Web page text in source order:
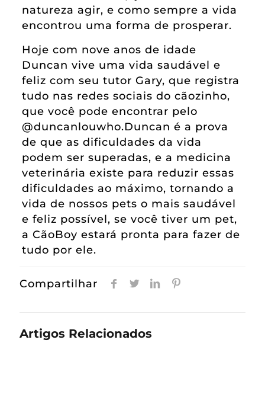
natureza agir, e como sempre a vida
encontrou uma forma de prosperar.
Hoje com nove anos de idade
Duncan vive uma vida saudável e
feliz com seu tutor Gary, que registra
tudo nas redes sociais do cãozinho,
que você pode encontrar pelo
@duncanlouwho.Duncan é a prova
de que as dificuldades da vida
podem ser superadas, e a medicina
veterinária existe para reduzir essas
dificuldades ao máximo, tornando a
vida de nossos pets o mais saudável
e feliz possível, se você tiver um pet,
a CãoBoy estará pronta para fazer de
tudo por ele.
Compartilhar
Artigos Relacionados